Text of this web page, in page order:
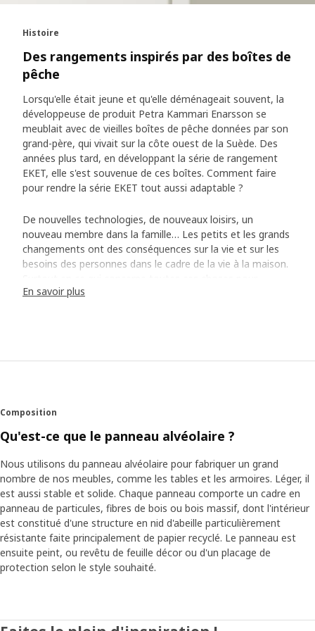
Histoire
Des rangements inspirés par des boîtes de
pêche
Lorsqu'elle était jeune et qu'elle déménageait souvent, la
développeuse de produit Petra Kammari Enarsson se
meublait avec de vieilles boîtes de pêche données par son
grand-père, qui vivait sur la côte ouest de la Suède. Des
années plus tard, en développant la série de rangement
EKET, elle s'est souvenue de ces boîtes. Comment faire
pour rendre la série EKET tout aussi adaptable ?
De nouvelles technologies, de nouveaux loisirs, un
nouveau membre dans la famille… Les petits et les grands
changements ont des conséquences sur la vie et sur les
besoins des personnes dans le cadre de la vie à la maison.
lesquelles il faut trouver de la place. Petra Kammari
n’avait pas de chambre à elle, mais la famille avait trouvé
avec un coffre posé au sol pour ses affaires personnelles.
Des meubles modulaires pour les besoins
d’aujourd’hui
Aujourd’hui, il est évident que l’on déménage plus souvent,
comme Petra quand elle était jeune. « Le problème est
que la plupart des meubles de rangement ne sont pas du
tout adaptables. Ils ne peuvent pas être modifiés après un
En savoir plus
Composition
Qu'est-ce que le panneau alvéolaire ?
Nous utilisons du panneau alvéolaire pour fabriquer un grand
nombre de nos meubles, comme les tables et les armoires. Léger, il
est aussi stable et solide. Chaque panneau comporte un cadre en
panneau de particules, fibres de bois ou bois massif, dont l'intérieur
est constitué d'une structure en nid d'abeille particulièrement
résistante faite principalement de papier recyclé. Le panneau est
ensuite peint, ou revêtu de feuille décor ou d'un placage de
protection selon le style souhaité.